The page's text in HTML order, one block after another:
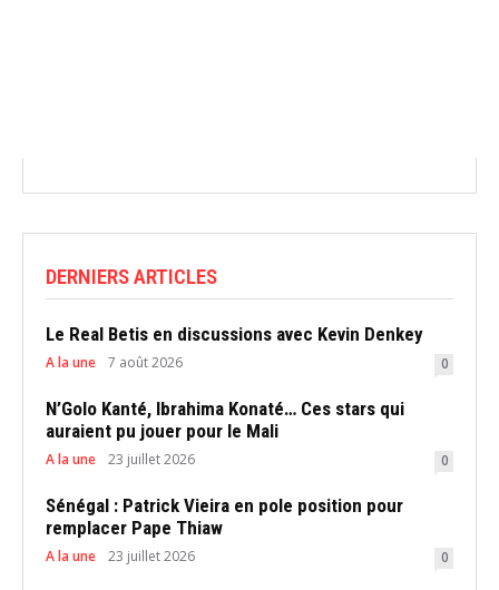
DERNIERS ARTICLES
Le Real Betis en discussions avec Kevin Denkey
A la une 7 août 2026 0
N’Golo Kanté, Ibrahima Konaté… Ces stars qui
auraient pu jouer pour le Mali
A la une 23 juillet 2026 0
Sénégal : Patrick Vieira en pole position pour
remplacer Pape Thiaw
A la une 23 juillet 2026 0